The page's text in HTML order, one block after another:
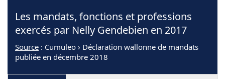
Les mandats, fonctions et professions
exercés par Nelly Gendebien en 2017
Source : Cumuleo › Déclaration wallonne de mandats
publiée en décembre 2018